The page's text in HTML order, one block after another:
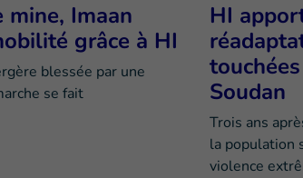
mine, Imaan
grâce à HI
blessée par une
se fait
HI
Soudan
Trois ans
la population
violence